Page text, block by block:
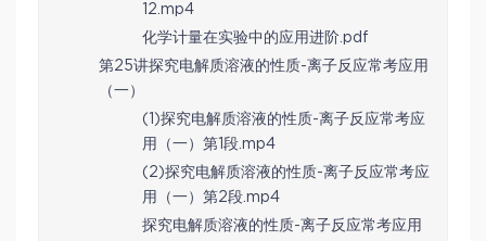
12.mp4
化学计量在实验中的应用进阶.pdf
第25讲探究电解质溶液的性质-离子反应常考应用
（一）
(1)探究电解质溶液的性质-离子反应常考应
用（一）第1段.mp4
(2)探究电解质溶液的性质-离子反应常考应
用（一）第2段.mp4
探究电解质溶液的性质-离子反应常考应用